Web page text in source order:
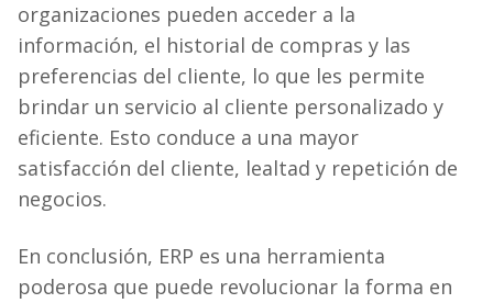
organizaciones pueden acceder a la
información, el historial de compras y las
preferencias del cliente, lo que les permite
brindar un servicio al cliente personalizado y
eficiente. Esto conduce a una mayor
satisfacción del cliente, lealtad y repetición de
negocios.
En conclusión, ERP es una herramienta
poderosa que puede revolucionar la forma en